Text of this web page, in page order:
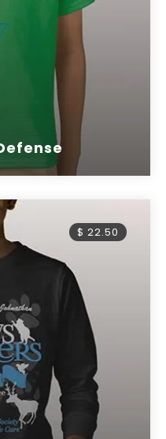
$ 22.50